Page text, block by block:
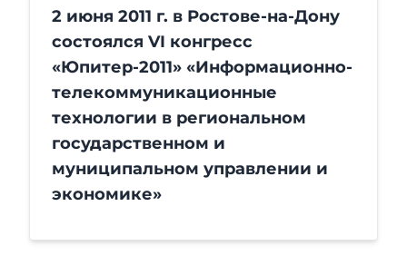
2 июня 2011 г. в Ростове-на-Дону
состоялся VI конгресс
«Юпитер-2011» «Информационно-
телекоммуникационные
технологии в региональном
государственном и
муниципальном управлении и
экономике»